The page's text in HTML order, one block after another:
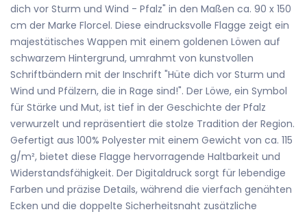
dich vor Sturm und Wind - Pfalz" in den Maßen ca. 90 x 150
cm der Marke Florcel. Diese eindrucksvolle Flagge zeigt ein
majestätisches Wappen mit einem goldenen Löwen auf
schwarzem Hintergrund, umrahmt von kunstvollen
Schriftbändern mit der Inschrift "Hüte dich vor Sturm und
Wind und Pfälzern, die in Rage sind!". Der Löwe, ein Symbol
für Stärke und Mut, ist tief in der Geschichte der Pfalz
verwurzelt und repräsentiert die stolze Tradition der Region.
Gefertigt aus 100% Polyester mit einem Gewicht von ca. 115
g/m², bietet diese Flagge hervorragende Haltbarkeit und
Widerstandsfähigkeit. Der Digitaldruck sorgt für lebendige
Farben und präzise Details, während die vierfach genähten
Ecken und die doppelte Sicherheitsnaht zusätzliche